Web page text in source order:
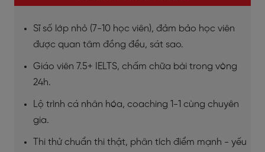
Sĩ số lớp nhỏ (7-10 học viên), đảm bảo học viên
được quan tâm đồng đều, sát sao.
Giáo viên 7.5+ IELTS, chấm chữa bài trong vòng
24h.
Lộ trình cá nhân hóa, coaching 1-1 cùng chuyên
gia.
Thi thử chuẩn thi thật, phân tích điểm mạnh - yếu